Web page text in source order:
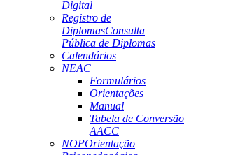
Digital
Registro de
DiplomasConsulta
Pública de Diplomas
Calendários
NEAC
Formulários
Orientações
Manual
Tabela de Conversão
AACC
NOPOrientação